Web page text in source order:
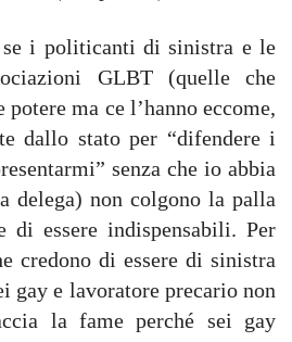
i politicanti di sinistra e le
GLBT (quelle che
ma ce l’hanno eccome,
dallo stato per “difendere i
senza che io abbia
delega) non colgono la palla
di essere indispensabili. Per
credono di essere di sinistra
gay e lavoratore precario non
la fame perché sei gay